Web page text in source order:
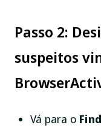
Passo 2:
suspeitos
Vá para o